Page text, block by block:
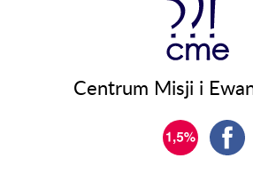
Centrum Misji i